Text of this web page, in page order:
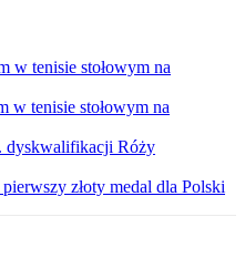
w tenisie stołowym na
w tenisie stołowym na
dyskwalifikacji Róży
złoty medal dla Polski